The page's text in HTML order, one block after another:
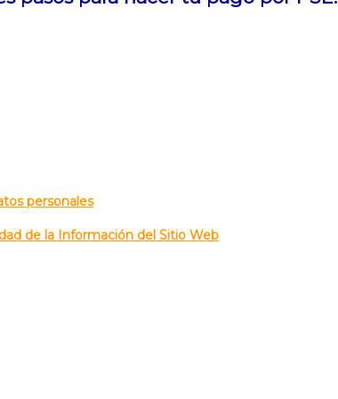
personales
de la Información del Sitio Web